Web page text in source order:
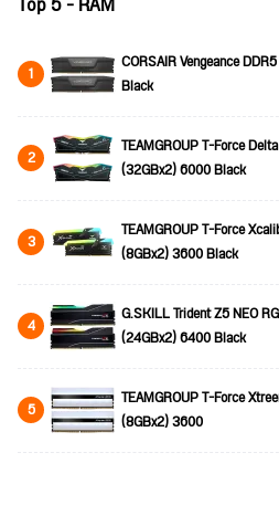
1
CORSAIR Vengeance
Black
2
TEAMGROUP T-Force
(32GBx2) 6000 Black
3
TEAMGROUP T-Force
(8GBx2) 3600 Black
4
G.SKILL Trident Z5 NEO
(24GBx2) 6400 Black
5
TEAMGROUP T-Force
(8GBx2) 3600